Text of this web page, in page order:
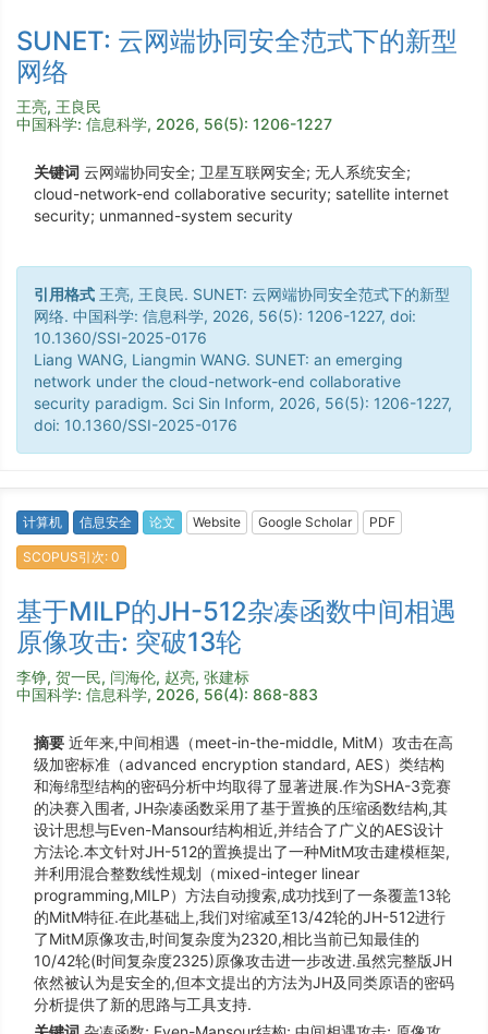
SUNET: 云网端协同安全范式下的新型
网络
王亮, 王良民
中国科学: 信息科学, 2026, 56(5): 1206-1227
关键词 云网端协同安全; 卫星互联网安全; 无人系统安全;
cloud-network-end collaborative security; satellite internet
security; unmanned-system security
引用格式 王亮, 王良民. SUNET: 云网端协同安全范式下的新型
网络. 中国科学: 信息科学, 2026, 56(5): 1206-1227, doi:
10.1360/SSI-2025-0176
Liang WANG, Liangmin WANG. SUNET: an emerging
network under the cloud-network-end collaborative
security paradigm. Sci Sin Inform, 2026, 56(5): 1206-1227,
doi: 10.1360/SSI-2025-0176
计算机 信息安全 论文 Website Google Scholar PDF
SCOPUS引次: 0
基于MILP的JH-512杂凑函数中间相遇
原像攻击: 突破13轮
李铮, 贺一民, 闫海伦, 赵亮, 张建标
中国科学: 信息科学, 2026, 56(4): 868-883
摘要 近年来,中间相遇（meet-in-the-middle, MitM）攻击在高
级加密标准（advanced encryption standard, AES）类结构
和海绵型结构的密码分析中均取得了显著进展.作为SHA-3竞赛
的决赛入围者, JH杂凑函数采用了基于置换的压缩函数结构,其
设计思想与Even-Mansour结构相近,并结合了广义的AES设计
方法论.本文针对JH-512的置换提出了一种MitM攻击建模框架,
并利用混合整数线性规划（mixed-integer linear
programming,MILP）方法自动搜索,成功找到了一条覆盖13轮
的MitM特征.在此基础上,我们对缩减至13/42轮的JH-512进行
了MitM原像攻击,时间复杂度为2320,相比当前已知最佳的
10/42轮(时间复杂度2325)原像攻击进一步改进.虽然完整版JH
依然被认为是安全的,但本文提出的方法为JH及同类原语的密码
分析提供了新的思路与工具支持.